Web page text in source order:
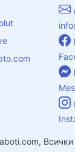
Всички